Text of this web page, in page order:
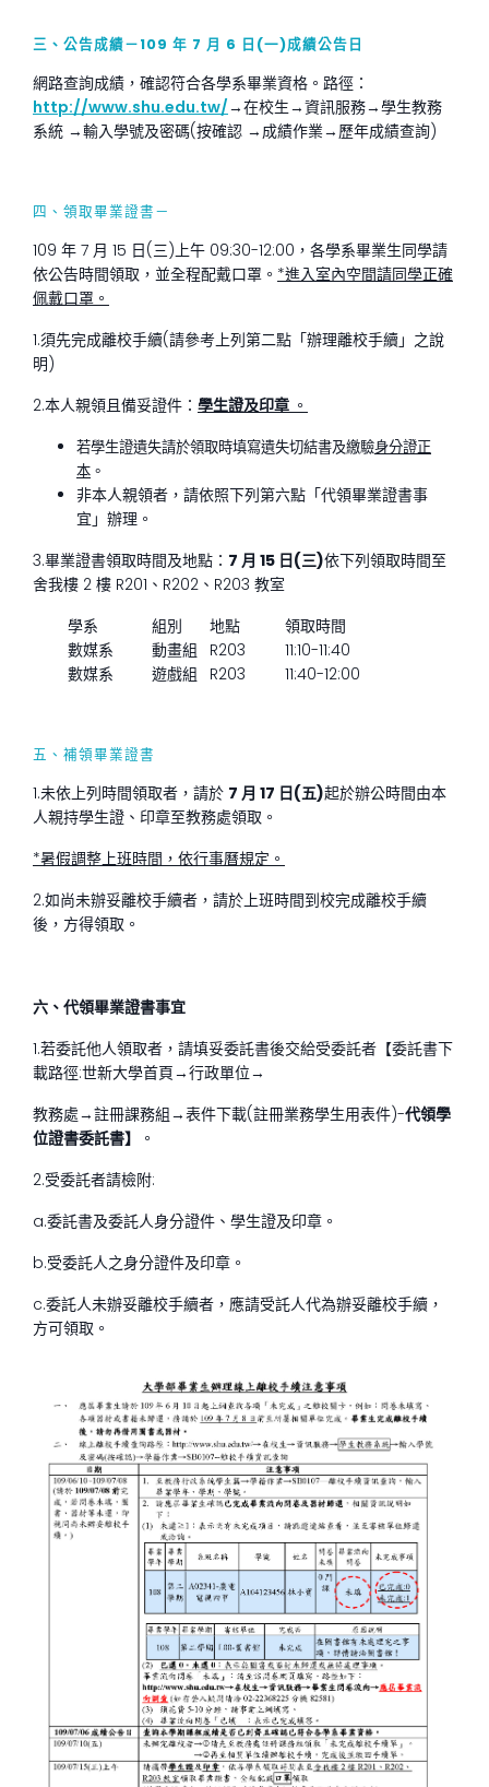
三、公告成績－109 年 7 月 6 日 (一)成績公告日
網路查詢成績，確認符合各學系畢業資格。路徑：
http://www.shu.edu.tw/→在校生→資訊服務→學生教務
系統 →輸入學號及密碼(按確認 →成績作業→歷年成績查詢)
四、領取畢業證書－
109 年 7 月 15 日(三)上午 09:30-12:00，各學系畢業生同學請
依公告時間領取，並全程配戴口罩。 *進入室內空間請同學正確
佩戴口罩 。
1.須先完成離校手續(請參考上列第二點「辦理離校手續」之說
明)
2.本人親領且備妥證件： 學生證及印章 。
若學生證遺失請於領取時填寫遺失切結書及繳驗身分證正
本 。
非本人親領者，請依照下列第六點「代領畢業證書事
宜」辦理。
3.畢業證書領取時間及地點： 7 月 15 日(三)依下列領取時間至
舍我樓 2 樓 R201、R202、R203 教室
學系
組別 地點
領取時間
數媒系
動畫組 R203
11:10-11:40
數媒系
遊戲組 R203 11:40-12:00
五、補領畢業證書
1.未依上列時間領取者，請於 7 月 17 日(五)起於辦公時間由本
人親持學生證、印章至教務處領取。
*暑假調整上班時間，依行事曆規定。
2.如尚未辦妥離校手續者，請於上班時間到校完成離校手續
後，方得領取。
六、代領畢業證書事宜
1.若委託他人領取者，請填妥委託書後交給受委託者【委託書下
載路徑:世新大學首頁→行政單位→
教務處→註冊課務組→表件下載(註冊業務學生用表件)-代領學
位證書委託書】
。
2.受委託者請檢附:
a.委託書及委託人身分證件、學生證及印章。
b.受委託人之身分證件及印章。
c.委託人未辦妥離校手續者，應請受託人代為辦妥離校手續，
方可領取。